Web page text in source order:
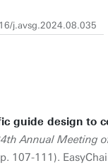
j.avsg.2024.08.035
guide design to
Annual Meeting
107-111).